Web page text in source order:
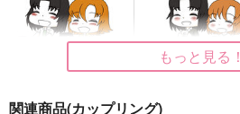
もっと見る！
関連商品(カップリング)